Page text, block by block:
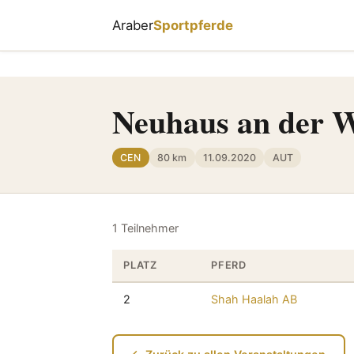
AraberSportpferde
Neuhaus an der
CEN 80 km 11.09.2020 AUT
1 Teilnehmer
PLATZ PFERD
2 Shah Haalah AB